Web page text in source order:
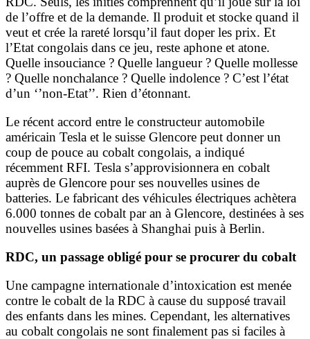
de l’offre et de la demande. Il produit et stocke quand il
veut et crée la rareté lorsqu’il faut doper les prix. Et
l’Etat congolais dans ce jeu, reste aphone et atone.
Quelle insouciance ? Quelle langueur ? Quelle mollesse
? Quelle nonchalance ? Quelle indolence ? C’est l’état
d’un ‘’non-Etat’’. Rien d’étonnant.
Le récent accord entre le constructeur automobile
américain Tesla et le suisse Glencore peut donner un
coup de pouce au cobalt congolais, a indiqué
récemment RFI. Tesla s’approvisionnera en cobalt
auprès de Glencore pour ses nouvelles usines de
batteries. Le fabricant des véhicules électriques achètera
6.000 tonnes de cobalt par an à Glencore, destinées à ses
nouvelles usines basées à Shanghai puis à Berlin.
RDC, un passage obligé pour se procurer du cobalt
Une campagne internationale d’intoxication est menée
contre le cobalt de la RDC à cause du supposé travail
des enfants dans les mines. Cependant, les alternatives
au cobalt congolais ne sont finalement pas si faciles à